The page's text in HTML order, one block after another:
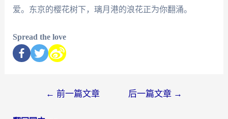
爱。东京的樱花树下，璃月港的浪花正为你翻涌。
Spread the love
← 前一篇文章 后一篇文章 →